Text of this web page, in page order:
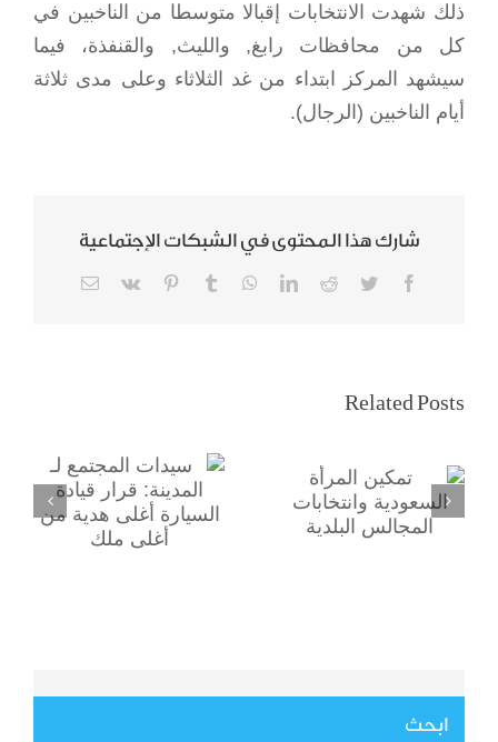
ذلك شهدت الانتخابات إقبالا متوسطا من الناخبين في
كل من محافظات رابغ, والليث, والقنفذة، فيما
سيشهد المركز ابتداء من غد الثلاثاء وعلى مدى ثلاثة
أيام الناخبين (الرجال).
شارك هذا المحتوى في الشبكات الإجتماعية
Facebook
Twitter
Reddit
LinkedIn
WhatsApp
Tumblr
Pinterest
Vk
Email
Related Posts
من أغلى ملك
تمكين المرأة
وانتخابات
المجالس البلدية
ابحث